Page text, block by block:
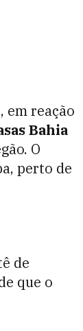
em reação
Bahia
O
perto de
de
que o